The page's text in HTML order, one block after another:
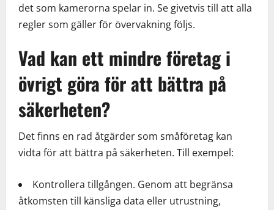
det som kamerorna spelar in. Se givetvis till att alla
regler som gäller för övervakning följs.
Vad kan ett mindre företag i
övrigt göra för att bättra på
säkerheten?
Det finns en rad åtgärder som småföretag kan
vidta för att bättra på säkerheten. Till exempel:
Kontrollera tillgången. Genom att begränsa
åtkomsten till känsliga data eller utrustning,